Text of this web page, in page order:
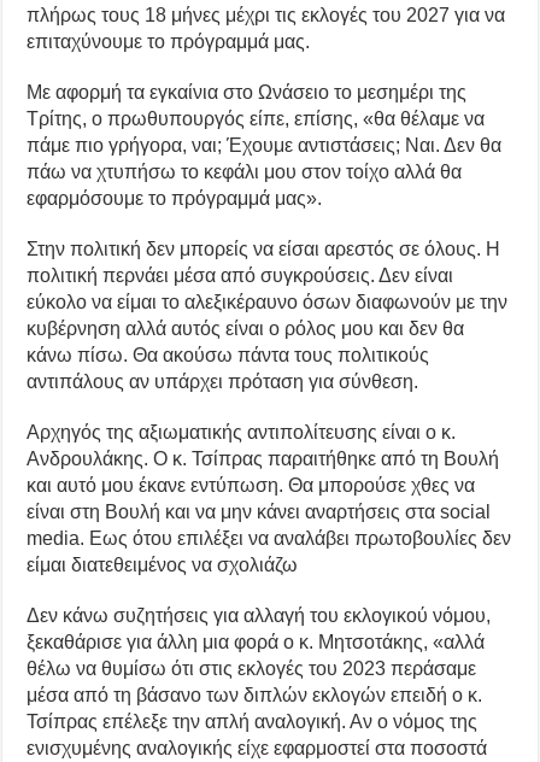
πλήρως τους 18 μήνες μέχρι τις εκλογές του 2027 για να
επιταχύνουμε το πρόγραμμά μας.
Με αφορμή τα εγκαίνια στο Ωνάσειο το μεσημέρι της
Τρίτης, ο πρωθυπουργός είπε, επίσης, «θα θέλαμε να
πάμε πιο γρήγορα, ναι; Έχουμε αντιστάσεις; Ναι. Δεν θα
πάω να χτυπήσω το κεφάλι μου στον τοίχο αλλά θα
εφαρμόσουμε το πρόγραμμά μας».
Στην πολιτική δεν μπορείς να είσαι αρεστός σε όλους. Η
πολιτική περνάει μέσα από συγκρούσεις. Δεν είναι
εύκολο να είμαι το αλεξικέραυνο όσων διαφωνούν με την
κυβέρνηση αλλά αυτός είναι ο ρόλος μου και δεν θα
κάνω πίσω. Θα ακούσω πάντα τους πολιτικούς
αντιπάλους αν υπάρχει πρόταση για σύνθεση.
Αρχηγός της αξιωματικής αντιπολίτευσης είναι ο κ.
Ανδρουλάκης. Ο κ. Τσίπρας παραιτήθηκε από τη Βουλή
και αυτό μου έκανε εντύπωση. Θα μπορούσε χθες να
είναι στη Βουλή και να μην κάνει αναρτήσεις στα social
media. Εως ότου επιλέξει να αναλάβει πρωτοβουλίες δεν
είμαι διατεθειμένος να σχολιάζω
Δεν κάνω συζητήσεις για αλλαγή του εκλογικού νόμου,
ξεκαθάρισε για άλλη μια φορά ο κ. Μητσοτάκης, «αλλά
θέλω να θυμίσω ότι στις εκλογές του 2023 περάσαμε
μέσα από τη βάσανο των διπλών εκλογών επειδή ο κ.
Τσίπρας επέλεξε την απλή αναλογική. Αν ο νόμος της
ενισχυμένης αναλογικής είχε εφαρμοστεί στα ποσοστά